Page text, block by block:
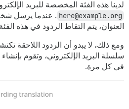
لدينا هذه الفئة المخصصة للبريد
here@example.org . عندما يرسل شخص
العنوان، يتم التقاط الردود في هذه
ومع ذلك، لا يبدو أن الردود اللاحقة
سلسلة البريد الإلكتروني، وتقوم
في كل مرة.